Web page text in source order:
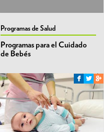
Programas de Salud
Programas para el Cuidado
de Bebés